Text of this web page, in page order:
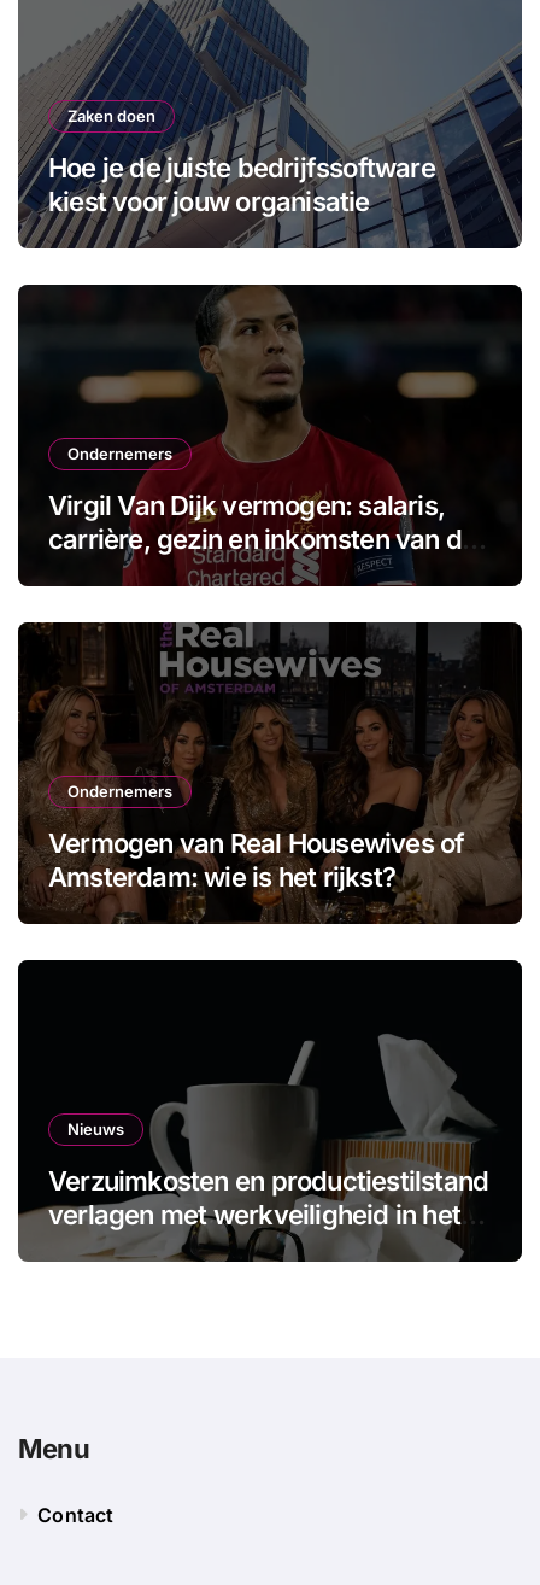
Zaken doen
Hoe je de juiste bedrijfssoftware
kiest voor jouw organisatie
Ondernemers
Virgil Van Dijk vermogen: salaris,
carrière, gezin en inkomsten van de
aanvoerder
Ondernemers
Vermogen van Real Housewives of
Amsterdam: wie is het rijkst?
Nieuws
Verzuimkosten en productiestilstand
verlagen met werkveiligheid in het
MKB
Menu
Contact